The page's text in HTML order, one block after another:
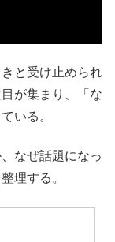
と受け止められ
が集まり、「な
いる。
なぜ話題になっ
理する。